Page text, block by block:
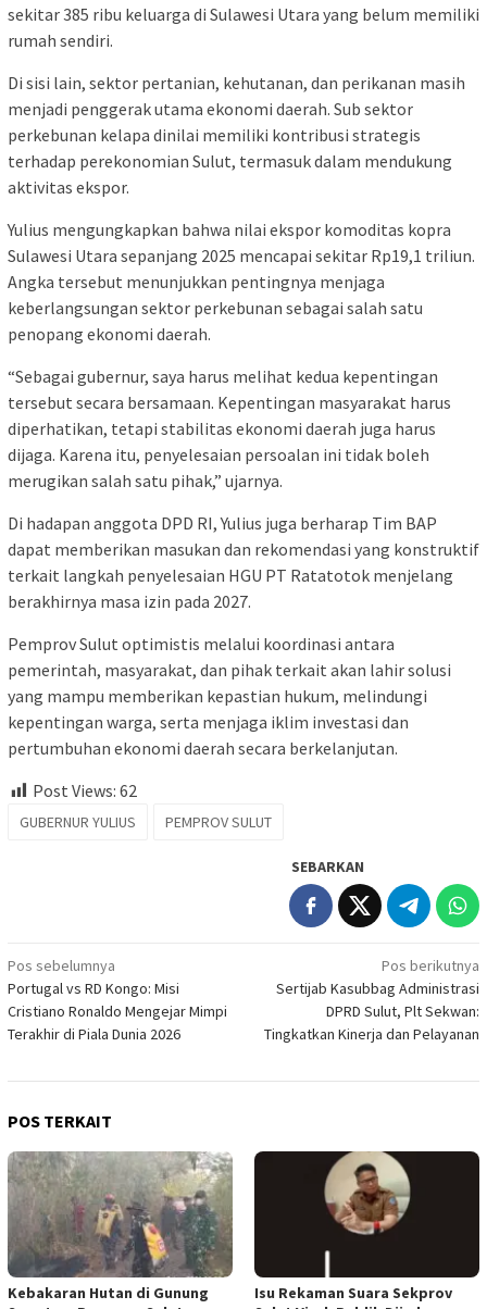
sekitar 385 ribu keluarga di Sulawesi Utara yang belum memiliki
rumah sendiri.
Di sisi lain, sektor pertanian, kehutanan, dan perikanan masih
menjadi penggerak utama ekonomi daerah. Sub sektor
perkebunan kelapa dinilai memiliki kontribusi strategis
terhadap perekonomian Sulut, termasuk dalam mendukung
aktivitas ekspor.
Yulius mengungkapkan bahwa nilai ekspor komoditas kopra
Sulawesi Utara sepanjang 2025 mencapai sekitar Rp19,1 triliun.
Angka tersebut menunjukkan pentingnya menjaga
keberlangsungan sektor perkebunan sebagai salah satu
penopang ekonomi daerah.
“Sebagai gubernur, saya harus melihat kedua kepentingan
tersebut secara bersamaan. Kepentingan masyarakat harus
diperhatikan, tetapi stabilitas ekonomi daerah juga harus
dijaga. Karena itu, penyelesaian persoalan ini tidak boleh
merugikan salah satu pihak,” ujarnya.
Di hadapan anggota DPD RI, Yulius juga berharap Tim BAP
dapat memberikan masukan dan rekomendasi yang konstruktif
terkait langkah penyelesaian HGU PT Ratatotok menjelang
berakhirnya masa izin pada 2027.
Pemprov Sulut optimistis melalui koordinasi antara
pemerintah, masyarakat, dan pihak terkait akan lahir solusi
yang mampu memberikan kepastian hukum, melindungi
kepentingan warga, serta menjaga iklim investasi dan
pertumbuhan ekonomi daerah secara berkelanjutan.
Post Views: 62
GUBERNUR YULIUS PEMPROV SULUT
SEBARKAN
Navigasi
pos
Pos sebelumnya
Portugal vs RD Kongo: Misi
Cristiano Ronaldo Mengejar Mimpi
Terakhir di Piala Dunia 2026
Pos berikutnya
Sertijab Kasubbag Administrasi
DPRD Sulut, Plt Sekwan:
Tingkatkan Kinerja dan Pelayanan
POS TERKAIT
Kebakaran Hutan di Gunung
Isu Rekaman Suara Sekprov